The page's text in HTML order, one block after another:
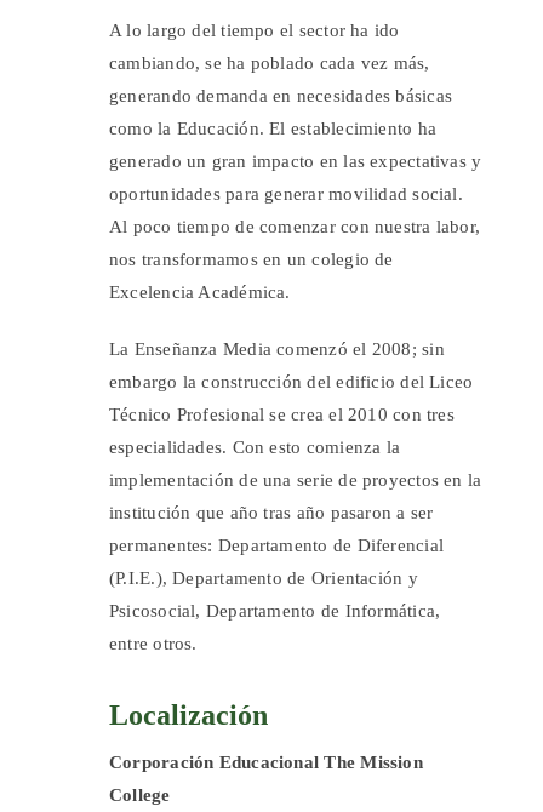
A lo largo del tiempo el sector ha ido
cambiando, se ha poblado cada vez más,
generando demanda en necesidades básicas
como la Educación. El establecimiento ha
generado un gran impacto en las expectativas y
oportunidades para generar movilidad social.
Al poco tiempo de comenzar con nuestra labor,
nos transformamos en un colegio de
Excelencia Académica.
La Enseñanza Media comenzó el 2008; sin
embargo la construcción del edificio del Liceo
Técnico Profesional se crea el 2010 con tres
especialidades. Con esto comienza la
implementación de una serie de proyectos en la
institución que año tras año pasaron a ser
permanentes: Departamento de Diferencial
(P.I.E.), Departamento de Orientación y
Psicosocial, Departamento de Informática,
entre otros.
Localización
Corporación Educacional The Mission
College